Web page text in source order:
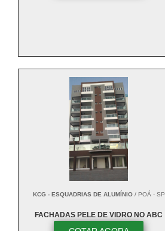
KCG - ESQUADRIAS DE ALUMÍNIO/ POÁ - SP
FACHADAS PELE DE VIDRO NO ABC